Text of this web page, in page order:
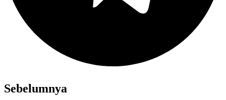
Sebelumnya